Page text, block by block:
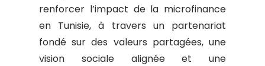
renforcer l’impact de la microfinance
en Tunisie, à travers un partenariat
fondé sur des valeurs partagées, une
vision sociale alignée et une